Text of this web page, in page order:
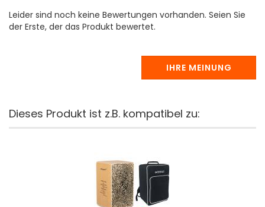
Leider sind noch keine Bewertungen vorhanden. Seien Sie
der Erste, der das Produkt bewertet.
IHRE MEINUNG
Dieses Produkt ist z.B. kompatibel zu: